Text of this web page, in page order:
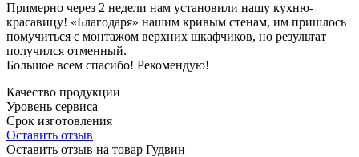
Примерно через 2 недели нам установили нашу кухню-
красавицу! «Благодаря» нашим кривым стенам, им пришлось
помучиться с монтажом верхних шкафчиков, но результат
получился отменный.
Большое всем спасибо! Рекомендую!
Качество продукции
Уровень сервиса
Срок изготовления
Оставить отзыв
Оставить отзыв на товар Гудвин